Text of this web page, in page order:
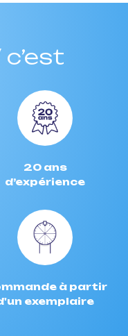
c’est
20 ans
d’expérience
à partir
exemplaire